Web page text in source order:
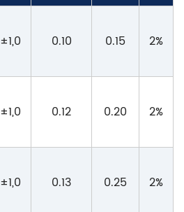
±1,0 0.10 0.15 2%
±1,0 0.12 0.20 2%
±1,0 0.13 0.25 2%